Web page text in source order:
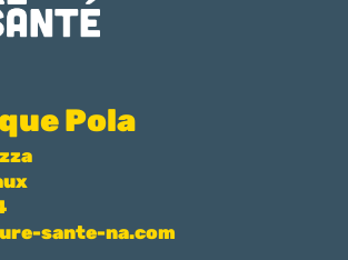
Pola
sante-na.com